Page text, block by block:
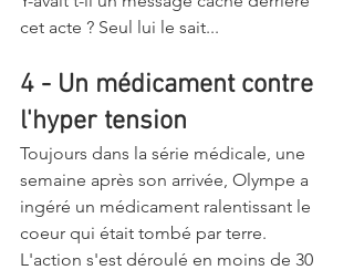
cet acte ? Seul lui le sait...
4 - Un médicament contre
l'hyper tension
Toujours dans la série médicale, une
semaine après son arrivée, Olympe a
ingéré un médicament ralentissant le
coeur qui était tombé par terre.
L'action s'est déroulé en moins de 30